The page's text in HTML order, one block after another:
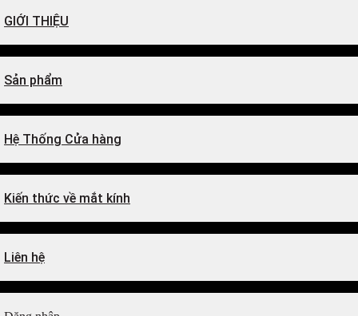
GIỚI THIỆU
Sản phẩm
Hệ Thống Cửa hàng
Kiến thức về mắt kính
Liên hệ